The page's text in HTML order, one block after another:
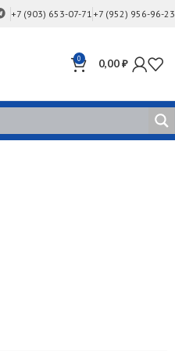
+7 (903) 653-07-71 +7 (952) 956-96-23
0 0,00₽